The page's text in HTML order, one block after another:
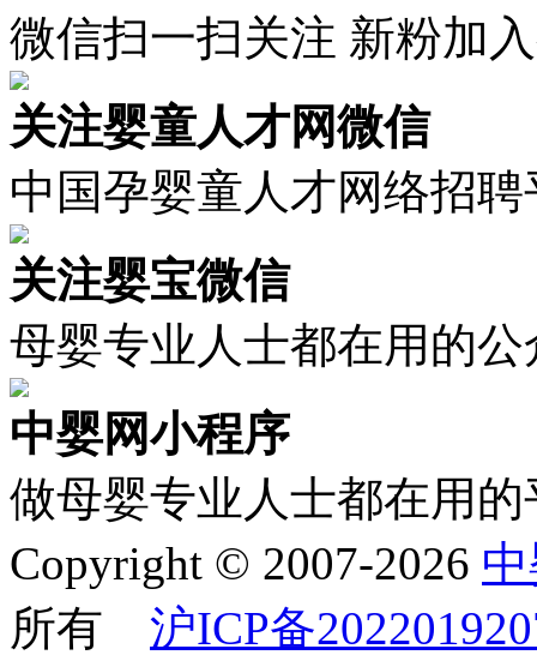
微信扫一扫关注 新粉加
关注婴童人才网微信
中国孕婴童人才网络招聘
关注婴宝微信
母婴专业人士都在用的公
中婴网小程序
做母婴专业人士都在用的
Copyright © 2007-2026
所有 沪ICP备